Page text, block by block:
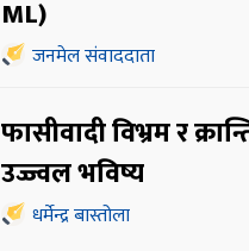
ML)
जनमेल संवाददाता
फासीवादी विभ्रम र
उज्ज्वल भविष्य
धर्मेन्द्र बास्तोला